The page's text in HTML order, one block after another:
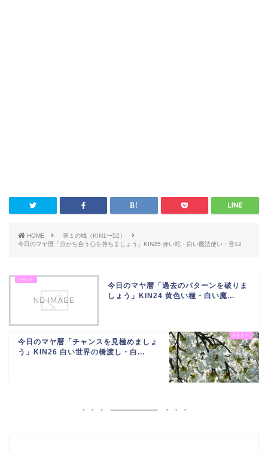
HOME
第１の城（KIN1〜52）
今日のマヤ暦「分かち合う心を持ちましょう」KIN25 赤い蛇・白い魔法使い・音12
今日のマヤ暦「過去のパターンを破りま
しょう」KIN24 黄色い種・白い魔...
今日のマヤ暦「チャンスを見極めましょ
う」KIN26 白い世界の橋渡し・白...